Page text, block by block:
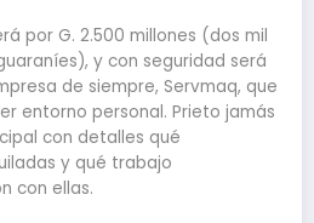
por G. 2.500 millones (dos mil
y con seguridad será
de siempre, Servmaq, que
entorno personal. Prieto jamás
con detalles qué
y qué trabajo
con ellas.